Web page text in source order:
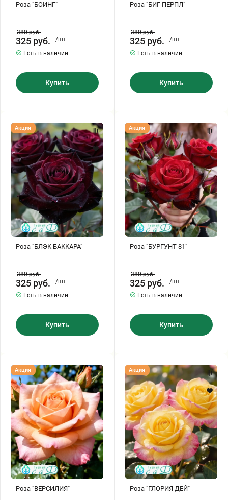
Роза "БОИНГ"
380руб.
325 руб.
/шт.
Есть в наличии
Купить
Роза "БИГ ПЕРПЛ"
380руб.
325 руб.
/шт.
Есть в наличии
Купить
Роза
"БЛЭК
БАККАРА"
Роза "БЛЭК БАККАРА"
Акция
380руб.
325 руб.
/шт.
Есть в наличии
Купить
Роза
"БУРГУНТ
81"
Роза "БУРГУНТ 81"
Акция
380руб.
325 руб.
/шт.
Есть в наличии
Купить
Роза
"ВЕРСИЛИЯ"
Роза "ВЕРСИЛИЯ"
Акция
Роза
"ГЛОРИЯ
ДЕЙ"
Роза "ГЛОРИЯ ДЕЙ"
Акция